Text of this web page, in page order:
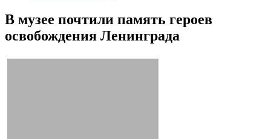
В музее почтили память героев
освобождения Ленинграда